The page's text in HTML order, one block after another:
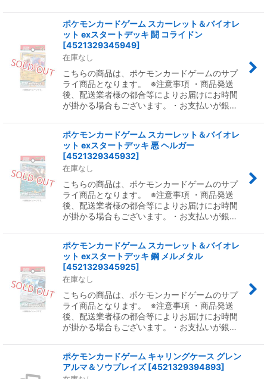
ポケモンカードゲーム スカーレット＆バイオレ
ット exスタートデッキ 闘 コライドン
[4521329345949]
在庫なし
こちらの商品は、ポケモンカードゲームのサプ
ライ商品となります。 ※注意事項 ・商品発送
後、配送業者様の都合等によりお届けにお時間
が掛かる場合もございます。・お支払いが銀…
ポケモンカードゲーム スカーレット＆バイオレ
ット exスタートデッキ 悪 ヘルガー
[4521329345932]
在庫なし
こちらの商品は、ポケモンカードゲームのサプ
ライ商品となります。 ※注意事項 ・商品発送
後、配送業者様の都合等によりお届けにお時間
が掛かる場合もございます。・お支払いが銀…
ポケモンカードゲーム スカーレット＆バイオレ
ット exスタートデッキ 鋼 メルメタル
[4521329345925]
在庫なし
こちらの商品は、ポケモンカードゲームのサプ
ライ商品となります。 ※注意事項 ・商品発送
後、配送業者様の都合等によりお届けにお時間
が掛かる場合もございます。・お支払いが銀…
ポケモンカードゲーム キャリングケース グレン
アルマ＆ソウブレイズ [4521329394893]